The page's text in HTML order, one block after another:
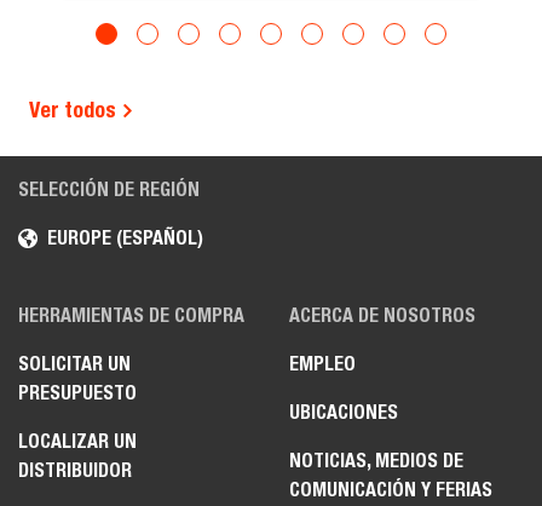
Ver todos
SELECCIÓN DE REGIÓN
EUROPE (ESPAÑOL)
HERRAMIENTAS DE COMPRA
SOLICITAR UN
PRESUPUESTO
LOCALIZAR UN
DISTRIBUIDOR
ACERCA DE NOSOTROS
EMPLEO
UBICACIONES
NOTICIAS, MEDIOS DE
COMUNICACIÓN Y FERIAS